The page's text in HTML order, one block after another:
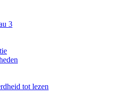
3
tot lezen